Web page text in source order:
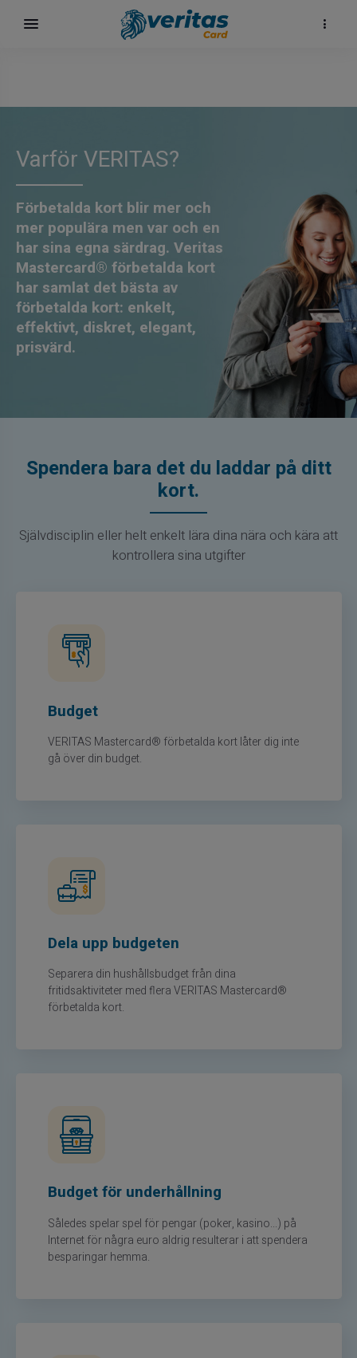
Varför VERITAS?
Förbetalda kort blir mer och
mer populära men var och en
har sina egna särdrag. Veritas
Mastercard® förbetalda kort
har samlat det bästa av
förbetalda kort: enkelt,
effektivt, diskret, elegant,
prisvärd.
Spendera bara det du laddar på ditt
kort.
Självdisciplin eller helt enkelt lära dina nära och kära att
kontrollera sina utgifter
Budget
VERITAS Mastercard® förbetalda kort låter dig inte
gå över din budget.
Dela upp budgeten
Separera din hushållsbudget från dina
fritidsaktiviteter med flera VERITAS Mastercard®
förbetalda kort.
Budget för underhållning
Således spelar spel för pengar (poker, kasino...) på
Internet för några euro aldrig resulterar i att spendera
besparingar hemma.